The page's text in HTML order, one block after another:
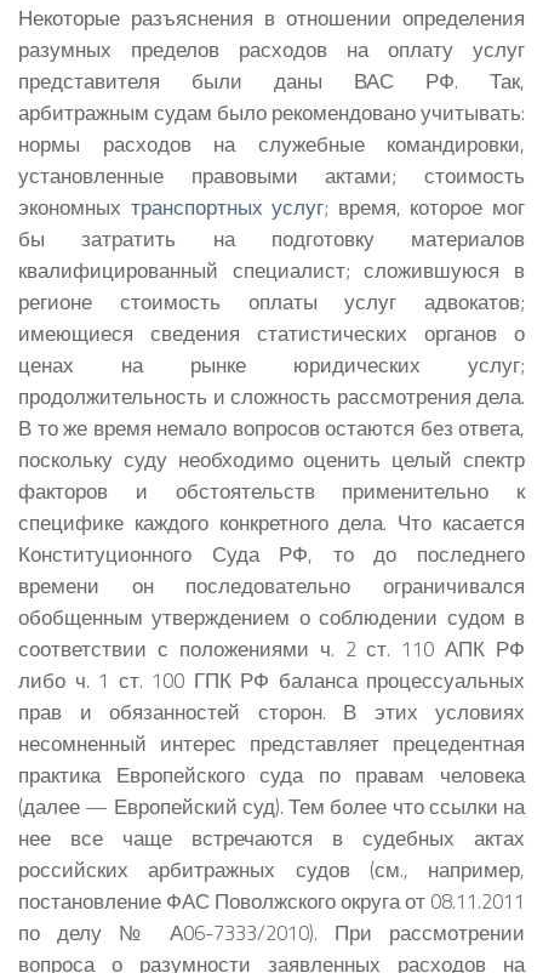
Некоторые разъяснения в отношении определения
разумных пределов расходов на оплату услуг
представителя были даны ВАС РФ. Так,
арбитражным судам было рекомендовано учитывать:
нормы расходов на служебные командировки,
установленные правовыми актами; стоимость
экономных транспортных услуг; время, которое мог
бы затратить на подготовку материалов
квалифицированный специалист; сложившуюся в
регионе стоимость оплаты услуг адвокатов;
имеющиеся сведения статистических органов о
ценах на рынке юридических услуг;
продолжительность и сложность рассмотрения дела.
В то же время немало вопросов остаются без ответа,
поскольку суду необходимо оценить целый спектр
факторов и обстоятельств применительно к
специфике каждого конкретного дела. Что касается
Конституционного Суда РФ, то до последнего
времени он последовательно ограничивался
обобщенным утверждением о соблюдении судом в
соответствии с положениями ч. 2 ст. 110 АПК РФ
либо ч. 1 ст. 100 ГПК РФ баланса процессуальных
прав и обязанностей сторон. В этих условиях
несомненный интерес представляет прецедентная
практика Европейского суда по правам человека
(далее — Европейский суд). Тем более что ссылки на
нее все чаще встречаются в судебных актах
российских арбитражных судов (см., например,
постановление ФАС Поволжского округа от 08.11.2011
по делу № А06-7333/2010). При рассмотрении
вопроса о разумности заявленных расходов на